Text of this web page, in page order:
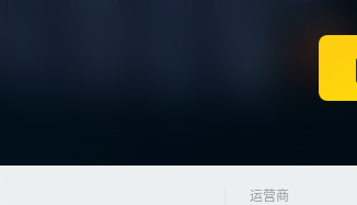
运营商